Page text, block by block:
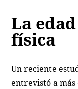
La
física
Un reciente
entrevistó a más